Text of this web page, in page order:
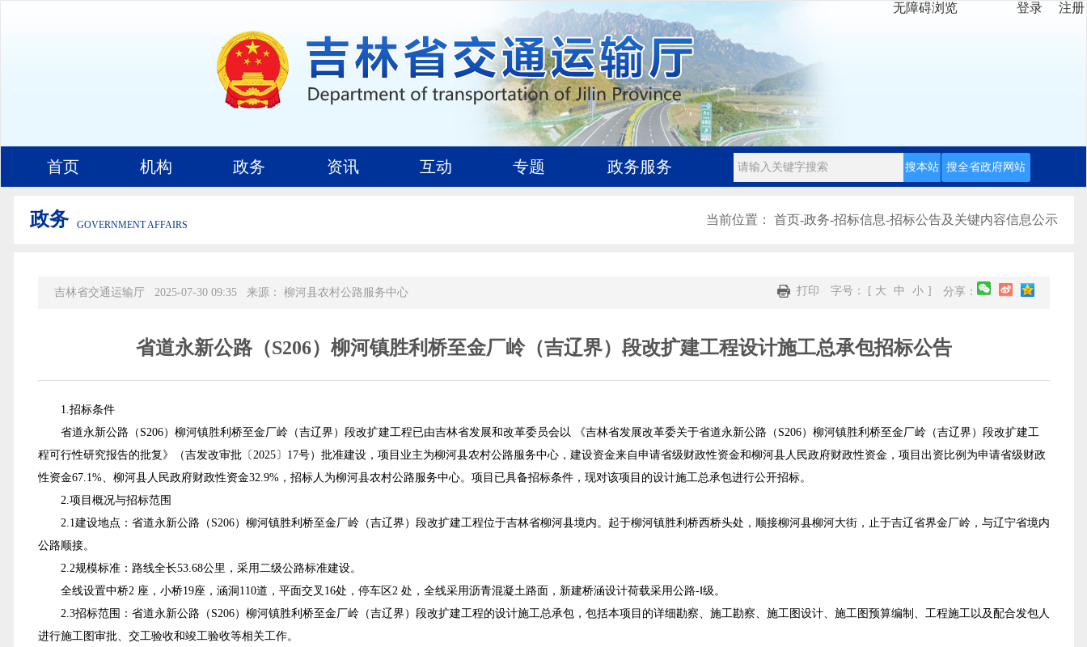
无障碍浏览 登录 注册
首页 机构 政务 资讯 互动 专题 政务服务
政务 GOVERNMENT AFFAIRS 当前位置： 首页-政务-招标信息-招标公告及关键内容信息公示
吉林省交通运输厅 2025-07-30 09:35 来源： 柳河县农村公路服务中心 打印 字号： [ 大 中 小 ] 分享：
省道永新公路（S206）柳河镇胜利桥至金厂岭（吉辽界）段改扩建工程设计施工总承包招标公告
1.招标条件
省道永新公路（S206）柳河镇胜利桥至金厂岭（吉辽界）段改扩建工程已由吉林省发展和改革委员会以
《吉林省发展改革委关于省道永新公路（S206）柳河镇胜利桥至金厂岭（吉辽界）段改扩建工
程可行性研究报告的批复》（吉发改审批〔2025〕17号） 批准建设，项目业主为柳河县农村公路服务中心，建设资金来自申请省级财政性资金和柳河县人民政府财政性资金 ，项目出资比例为申请省级财政
性资金67.1%、柳河县人民政府财政性资金32.9%，招标人为柳河县农村公路服务中心。项目已具备招标条件，现对该项目的设计施工总承包进行公开招标。
2.项目概况与招标范围
2.1建设地点 ：省道永新公路（ S206）柳河镇胜利桥至金厂岭（吉辽界）段改扩建工程位于吉林省柳河县境内。起于柳河镇胜利桥西桥头处 ，顺接柳河县柳河大街，止于吉辽省界金厂岭，与辽宁省境内
公路顺接。
2.2规模标准： 路线全长53.68公里，采用二级公路标准建设。
全线设置中桥2 座，小桥19座，涵洞110道，平面交叉16处，停车区2 处，全线采用沥青混凝土路面，新建桥涵设计荷载采用公路-Ⅰ级。
2.3招标范围： 省道永新公路（S206）柳河镇胜利桥至金厂岭（吉辽界）段改扩建工程的设计施工总承包，包括本项目的详细勘察、施工勘察、施工图设计、施工图预算编制、工程施工以及配合发包人
进行施工图审批、交工验收和竣工验收等相关工作。